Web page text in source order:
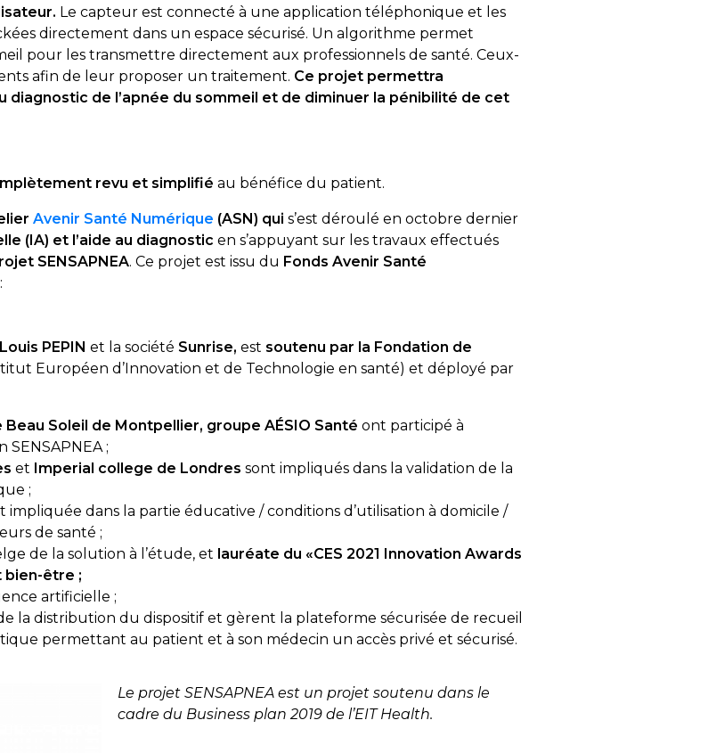
Le capteur est connecté à une application téléphonique et les
directement dans un espace sécurisé. Un algorithme permet
pour les transmettre directement aux professionnels de santé. Ceux-
afin de leur proposer un traitement. Ce projet permettra
diagnostic de l’apnée du sommeil et de diminuer la pénibilité de cet
revu et simplifié au bénéfice du patient.
Avenir Santé Numérique (ASN) qui s’est déroulé en octobre dernier
(IA) et l’aide au diagnostic en s’appuyant sur les travaux effectués
SENSAPNEA. Ce projet est issu du Fonds Avenir Santé
PEPIN et la société Sunrise, est soutenu par la Fondation de
Européen d’Innovation et de Technologie en santé) et déployé par
Beau Soleil de Montpellier, groupe AÉSIO Santé ont participé à
SENSAPNEA ;
et Imperial college de Londres sont impliqués dans la validation de la
;
impliquée dans la partie éducative / conditions d’utilisation à domicile /
de santé ;
de la solution à l’étude, et lauréate du «CES 2021 Innovation Awards
bien-être ;
artificielle ;
la distribution du dispositif et gèrent la plateforme sécurisée de recueil
permettant au patient et à son médecin un accès privé et sécurisé.
Le projet SENSAPNEA est un projet soutenu dans le
cadre du Business plan 2019 de l’EIT Health.